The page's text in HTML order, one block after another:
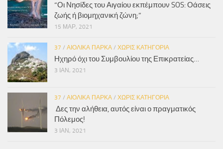
“Οι Νησίδες του Αιγαίου εκπέμπουν SOS: Οάσεις
ζωής ή βιομηχανική ζώνη;”
15 ΜΑΡ, 2021
37 / ΑΙΟΛΙΚΆ ΠΆΡΚΑ / ΧΩΡΊΣ ΚΑΤΗΓΟΡΊΑ
Ηχηρό όχι του Συμβουλίου της Επικρατείας…
3 ΙΑΝ, 2021
37 / ΑΙΟΛΙΚΆ ΠΆΡΚΑ / ΧΩΡΊΣ ΚΑΤΗΓΟΡΊΑ
Δες την αλήθεια, αυτός είναι ο πραγματικός
Πόλεμος!
3 ΙΑΝ, 2021